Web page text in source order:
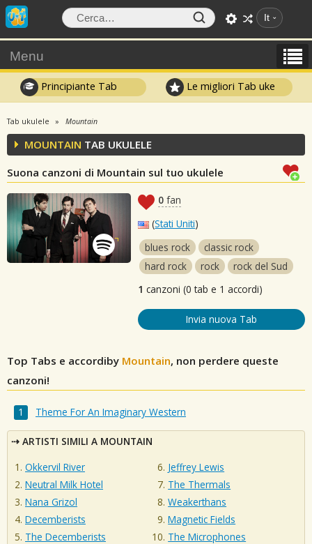
It
Menu
Principiante Tab Le migliori Tab uke
Tab ukulele Mountain
MOUNTAIN TAB UKULELE
Suona canzoni di Mountain sul tuo ukulele
0 fan
(Stati Uniti)
blues rock
classic rock
hard rock
rock
rock del Sud
1 canzoni (0 tab e 1 accordi)
Invia nuova Tab
Top Tabs e accordiby Mountain, non perdere queste
canzoni!
Theme For An Imaginary Western
ARTISTI SIMILI A MOUNTAIN
Okkervil River
Neutral Milk Hotel
Nana Grizol
Decemberists
The Decemberists
Jeffrey Lewis
The Thermals
Weakerthans
Magnetic Fields
The Microphones